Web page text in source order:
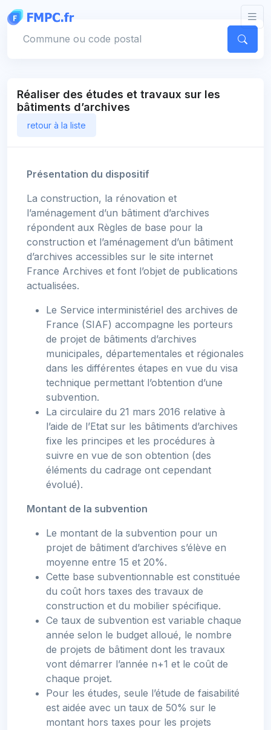
Réaliser des études et travaux sur les
bâtiments d’archives
retour à la liste
Présentation du dispositif
La construction, la rénovation et
l’aménagement d’un bâtiment d’archives
répondent aux Règles de base pour la
construction et l’aménagement d’un bâtiment
d’archives accessibles sur le site internet
France Archives et font l’objet de publications
actualisées.
Le Service interministériel des archives de
France (SIAF) accompagne les porteurs
de projet de bâtiments d’archives
municipales, départementales et régionales
dans les différentes étapes en vue du visa
technique permettant l’obtention d’une
subvention.
La circulaire du 21 mars 2016 relative à
l’aide de l’Etat sur les bâtiments d’archives
fixe les principes et les procédures à
suivre en vue de son obtention (des
éléments du cadrage ont cependant
évolué).
Montant de la subvention
Le montant de la subvention pour un
projet de bâtiment d’archives s’élève en
moyenne entre 15 et 20%.
Cette base subventionnable est constituée
du coût hors taxes des travaux de
construction et du mobilier spécifique.
Ce taux de subvention est variable chaque
année selon le budget alloué, le nombre
de projets de bâtiment dont les travaux
vont démarrer l’année n+1 et le coût de
chaque projet.
Pour les études, seule l’étude de faisabilité
est aidée avec un taux de 50% sur le
montant hors taxes pour les projets
Panneau de gestion des cookies